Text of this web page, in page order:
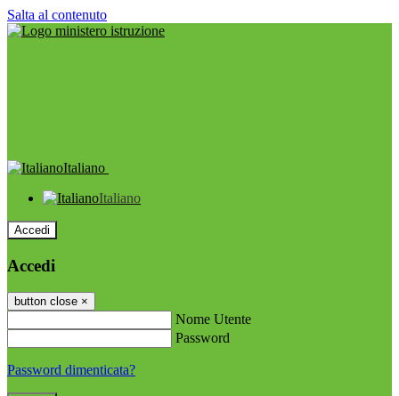
Salta al contenuto
Italiano
Italiano
Accedi
Accedi
button close ×
Nome Utente
Password
Password dimenticata?